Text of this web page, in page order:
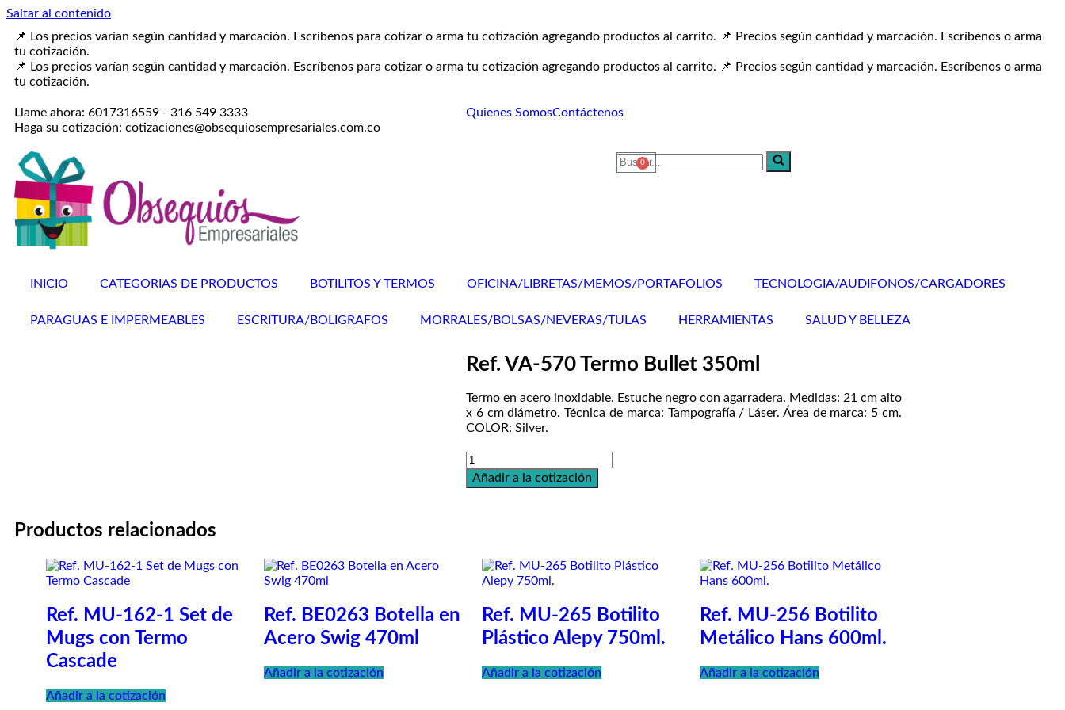
Saltar al contenido
📌 Los precios varían según cantidad y marcación. Escríbenos para cotizar o arma tu cotización agregando productos al carrito. 📌 Precios según cantidad y marcación. Escríbenos o arma
tu cotización.
📌 Los precios varían según cantidad y marcación. Escríbenos para cotizar o arma tu cotización agregando productos al carrito. 📌 Precios según cantidad y marcación. Escríbenos o arma
tu cotización.
Llame ahora: 6017316559 - 316 549 3333
Haga su cotización: cotizaciones@obsequiosempresariales.com.co
Quienes SomosContáctenos
0
INICIO CATEGORIAS DE PRODUCTOS BOTILITOS Y TERMOS OFICINA/LIBRETAS/MEMOS/PORTAFOLIOS TECNOLOGIA/AUDIFONOS/CARGADORES
PARAGUAS E IMPERMEABLES ESCRITURA/BOLIGRAFOS MORRALES/BOLSAS/NEVERAS/TULAS HERRAMIENTAS SALUD Y BELLEZA
Ref. VA-570 Termo Bullet 350ml
Termo en acero inoxidable. Estuche negro con agarradera. Medidas: 21 cm alto
x 6 cm diámetro. Técnica de marca: Tampografía / Láser. Área de marca: 5 cm.
COLOR: Silver.
Añadir a la cotización
Productos relacionados
Ref. MU-162-1 Set de
Mugs con Termo
Cascade
Añadir a la cotización
Ref. BE0263 Botella en
Acero Swig 470ml
Añadir a la cotización
Ref. MU-265 Botilito
Plástico Alepy 750ml.
Añadir a la cotización
Ref. MU-256 Botilito
Metálico Hans 600ml.
Añadir a la cotización